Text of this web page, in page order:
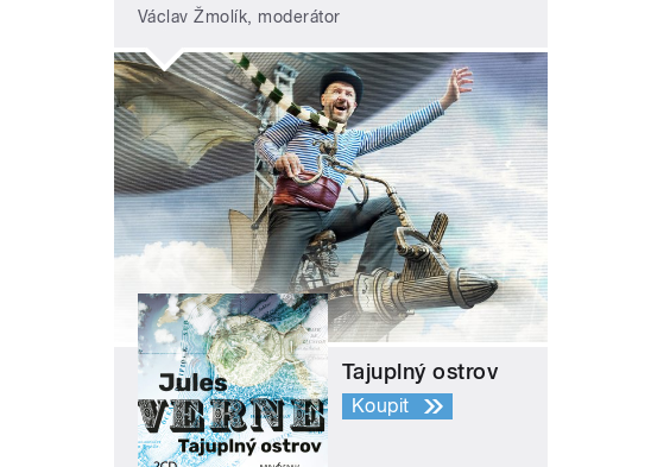
Václav Žmolík, moderátor
Tajuplný ostrov
Koupit